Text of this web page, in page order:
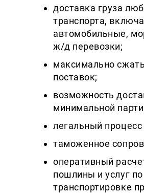
доставка груза
транспорта,
автомобильные,
ж/д перевозки;
максимально
поставок;
возможность
минимальной
легальный процесс
таможенное
оперативный
пошлины и услуг по
транспортировке